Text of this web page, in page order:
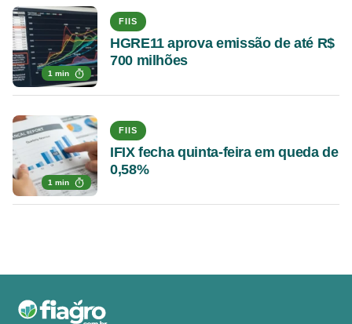
1 min
FIIS
HGRE11 aprova emissão de até R$
700 milhões
1 min
FIIS
IFIX fecha quinta-feira em queda de
0,58%